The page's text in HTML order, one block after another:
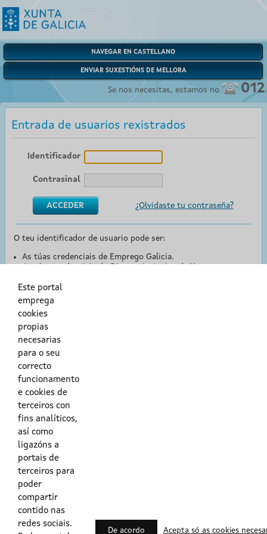
NAVEGAR EN CASTELLANO
ENVIAR SUXESTIÓNS DE MELLORA
Se nos necesitas, estamos no 012
Entrada de usuarios rexistrados
Identificador
Contrasinal
¿Olvidaste tu contraseña?
O teu identificador de usuario pode ser:
As túas credenciais de Emprego Galicia.
O teu DNI ou o teu NIE.
Este portal
emprega
cookies
propias
necesarias
para o seu
correcto
funcionamento
e cookies de
terceiros con
fins analíticos,
así como
ligazóns a
portais de
terceiros para
poder
compartir
contido nas
redes sociais.
De acordo Acepta só as cookies